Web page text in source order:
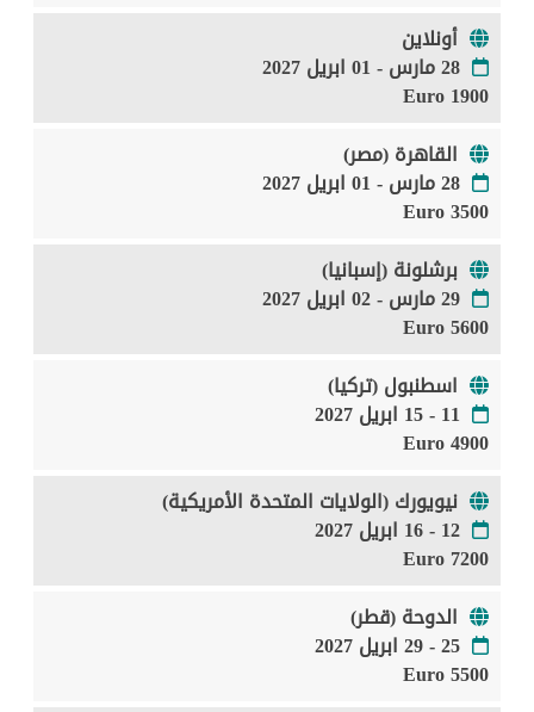
أونلاين
28 مارس - 01 ابريل 2027
1900 Euro
القاهرة (مصر)
28 مارس - 01 ابريل 2027
3500 Euro
برشلونة (إسبانيا)
29 مارس - 02 ابريل 2027
5600 Euro
اسطنبول (تركيا)
11 - 15 ابريل 2027
4900 Euro
نيويورك (الولايات المتحدة الأمريكية)
12 - 16 ابريل 2027
7200 Euro
الدوحة (قطر)
25 - 29 ابريل 2027
5500 Euro